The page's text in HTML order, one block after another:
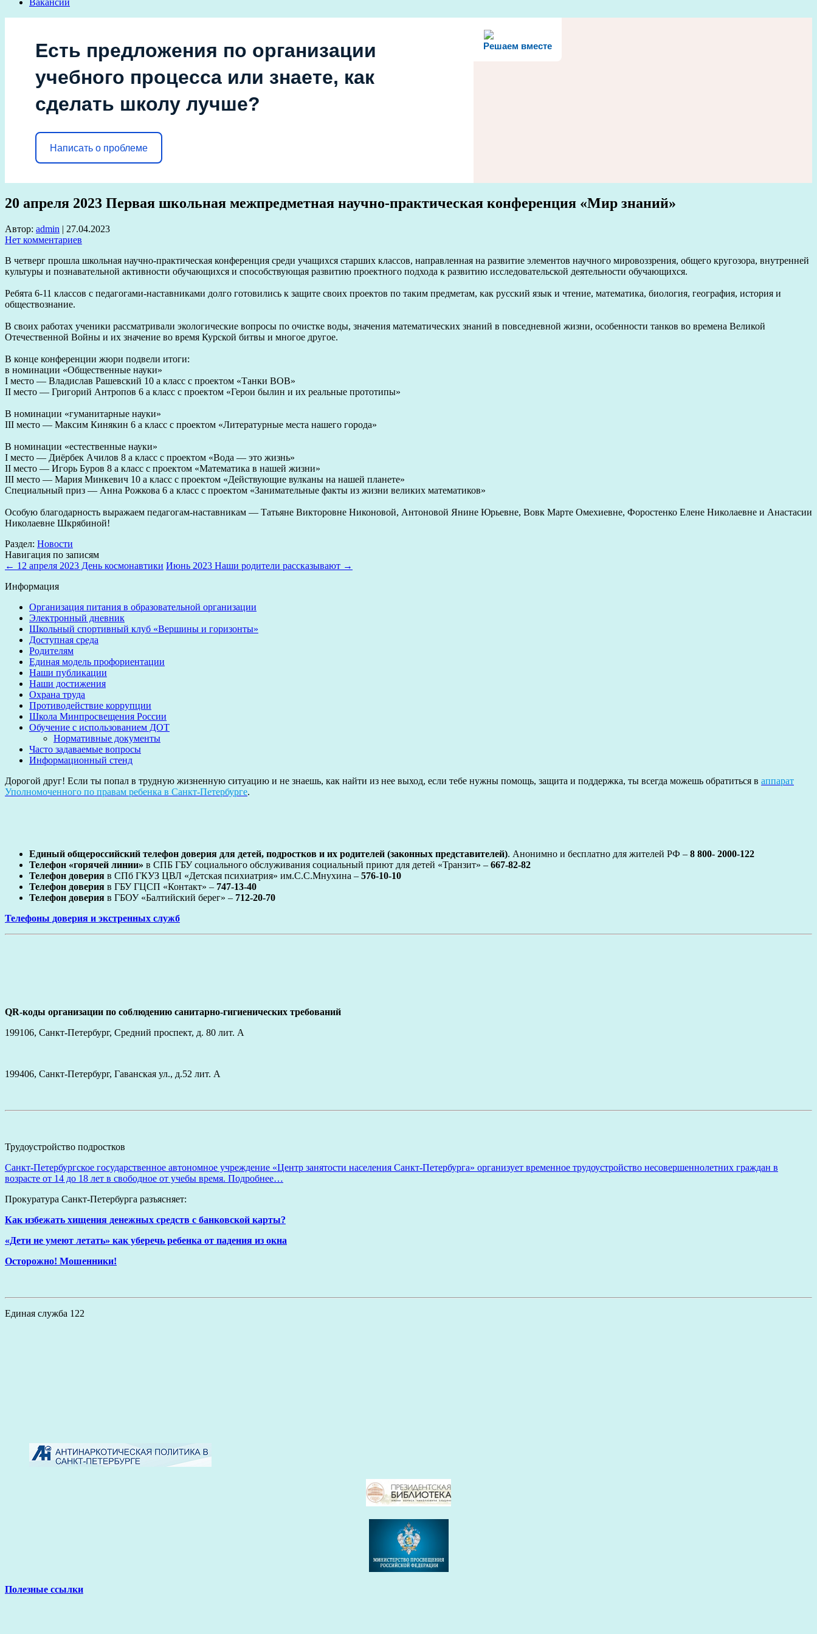
Вакансии
Решаем вместе
Есть предложения по организации
учебного процесса или знаете, как
сделать школу лучше?
Написать о проблеме
20 апреля 2023 Первая школьная межпредметная научно-практическая конференция «Мир знаний»
Автор: admin | 27.04.2023
Нет комментариев
В четверг прошла школьная научно-практическая конференция среди учащихся старших классов, направленная на развитие элементов научного мировоззрения, общего кругозора, внутренней
культуры и познавательной активности обучающихся и способствующая развитию проектного подхода к развитию исследовательской деятельности обучающихся.
Ребята 6-11 классов с педагогами-наставниками долго готовились к защите своих проектов по таким предметам, как русский язык и чтение, математика, биология, география, история и
обществознание.
В своих работах ученики рассматривали экологические вопросы по очистке воды, значения математических знаний в повседневной жизни, особенности танков во времена Великой
Отечественной Войны и их значение во время Курской битвы и многое другое.
В конце конференции жюри подвели итоги:
в номинации «Общественные науки»
I место — Владислав Рашевский 10 а класс с проектом «Танки ВОВ»
II место — Григорий Антропов 6 а класс с проектом «Герои былин и их реальные прототипы»
В номинации «гуманитарные науки»
III место — Максим Кинякин 6 а класс с проектом «Литературные места нашего города»
В номинации «естественные науки»
I место — Диёрбек Ачилов 8 а класс с проектом «Вода — это жизнь»
II место — Игорь Буров 8 а класс с проектом «Математика в нашей жизни»
III место — Мария Минкевич 10 а класс с проектом «Действующие вулканы на нашей планете»
Специальный приз — Анна Рожкова 6 а класс с проектом «Занимательные факты из жизни великих математиков»
Особую благодарность выражаем педагогам-наставникам — Татьяне Викторовне Никоновой, Антоновой Янине Юрьевне, Вовк Марте Омехиевне, Форостенко Елене Николаевне и Анастасии
Николаевне Шкрябиной!
Раздел: Новости
Навигация по записям
← 12 апреля 2023 День космонавтики Июнь 2023 Наши родители рассказывают →
Информация
Организация питания в образовательной организации
Электронный дневник
Школьный спортивный клуб «Вершины и горизонты»
Доступная среда
Родителям
Единая модель профориентации
Наши публикации
Наши достижения
Охрана труда
Противодействие коррупции
Школа Минпросвещения России
Обучение с использованием ДОТ
Нормативные документы
Часто задаваемые вопросы
Информационный стенд
Дорогой друг! Если ты попал в трудную жизненную ситуацию и не знаешь, как найти из нее выход, если тебе нужны помощь, защита и поддержка, ты всегда можешь обратиться в аппарат
Уполномоченного по правам ребенка в Санкт-Петербурге.
Единый общероссийский телефон доверия для детей, подростков и их родителей (законных представителей). Анонимно и бесплатно для жителей РФ – 8 800- 2000-122
Телефон «горячей линии» в СПБ ГБУ социального обслуживания социальный приют для детей «Транзит» – 667-82-82
Телефон доверия в СПб ГКУЗ ЦВЛ «Детская психиатрия» им.С.С.Мнухина – 576-10-10
Телефон доверия в ГБУ ГЦСП «Контакт» – 747-13-40
Телефон доверия в ГБОУ «Балтийский берег» – 712-20-70
Телефоны доверия и экстренных служб
QR-коды организации по соблюдению санитарно-гигиенических требований
199106, Санкт-Петербург, Средний проспект, д. 80 лит. А
199406, Санкт-Петербург, Гаванская ул., д.52 лит. А
Трудоустройство подростков
Санкт-Петербургское государственное автономное учреждение «Центр занятости населения Санкт-Петербурга» организует временное трудоустройство несовершеннолетних граждан в
возрасте от 14 до 18 лет в свободное от учебы время. Подробнее…
Прокуратура Санкт-Петербурга разъясняет:
Как избежать хищения денежных средств с банковской карты?
«Дети не умеют летать» как уберечь ребенка от падения из окна
Осторожно! Мошенники!
Единая служба 122
Полезные ссылки